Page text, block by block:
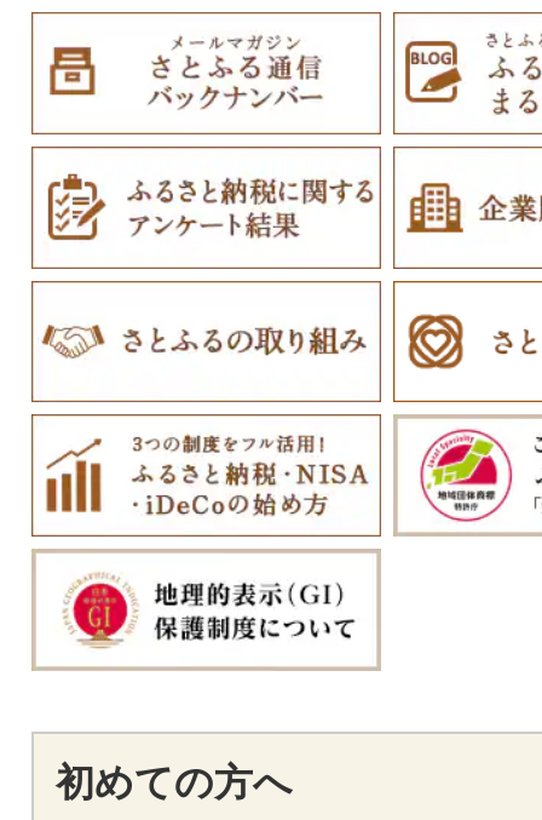
初めての方へ